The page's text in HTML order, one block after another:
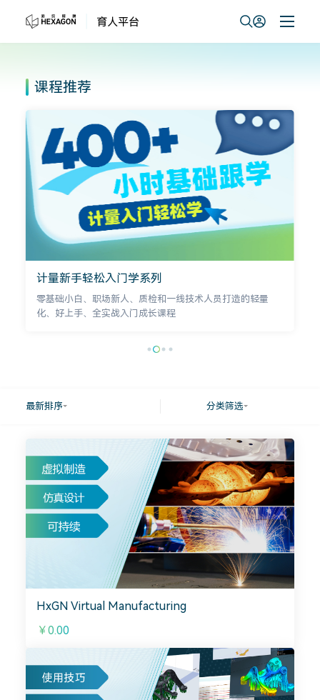
课程推荐
松入门学系列
职场新人、质检和一线技术人员打造的轻量
全实战入门成长课程
全球10万+测量质
最新排序 分类筛选
HxGN Virtual Manufacturing
￥0.00